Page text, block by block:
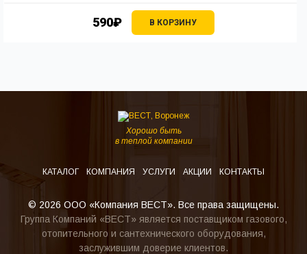
590₽ В КОРЗИНУ
Хорошо быть
в теплой компании
КАТАЛОГ КОМПАНИЯ УСЛУГИ АКЦИИ КОНТАКТЫ
© 2026 ООО «Компания ВЕСТ». Все права защищены.
Группа Компаний «ВЕСТ» является поставщиком газового,
отопительного и сантехнического оборудования,
заслужившим доверие клиентов.